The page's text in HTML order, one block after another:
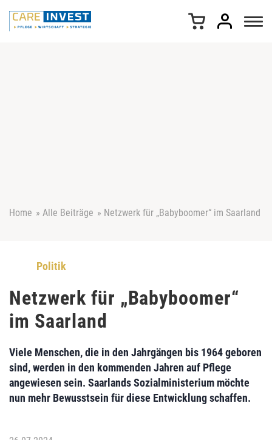
Home » Alle Beiträge » Netzwerk für „Babyboomer“ im Saarland
Politik
Netzwerk für „Babyboomer“
im Saarland
Viele Menschen, die in den Jahrgängen bis 1964 geboren
sind, werden in den kommenden Jahren auf Pflege
angewiesen sein. Saarlands Sozialministerium möchte
nun mehr Bewusstsein für diese Entwicklung schaffen.